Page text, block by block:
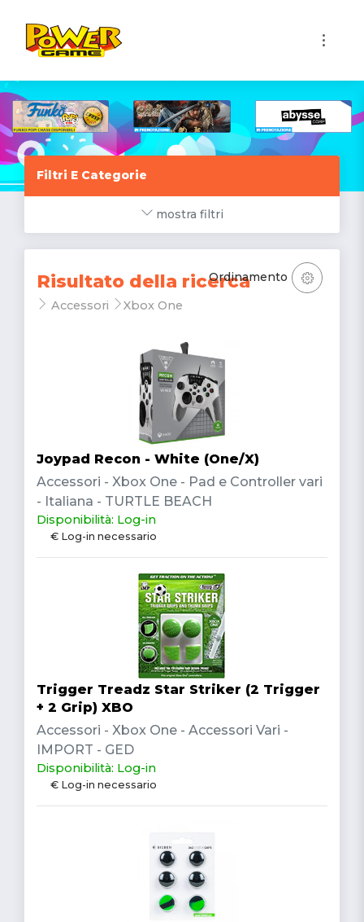
Filtri E Categorie
mostra filtri
Risultato della ricerca
Accessori Xbox One
Ordinamento
Joypad Recon - White (One/X)
Accessori - Xbox One - Pad e Controller vari
- Italiana - TURTLE BEACH
Disponibilità: Log-in
€ Log-in necessario
Trigger Treadz Star Striker (2 Trigger
+ 2 Grip) XBO
Accessori - Xbox One - Accessori Vari -
IMPORT - GED
Disponibilità: Log-in
€ Log-in necessario